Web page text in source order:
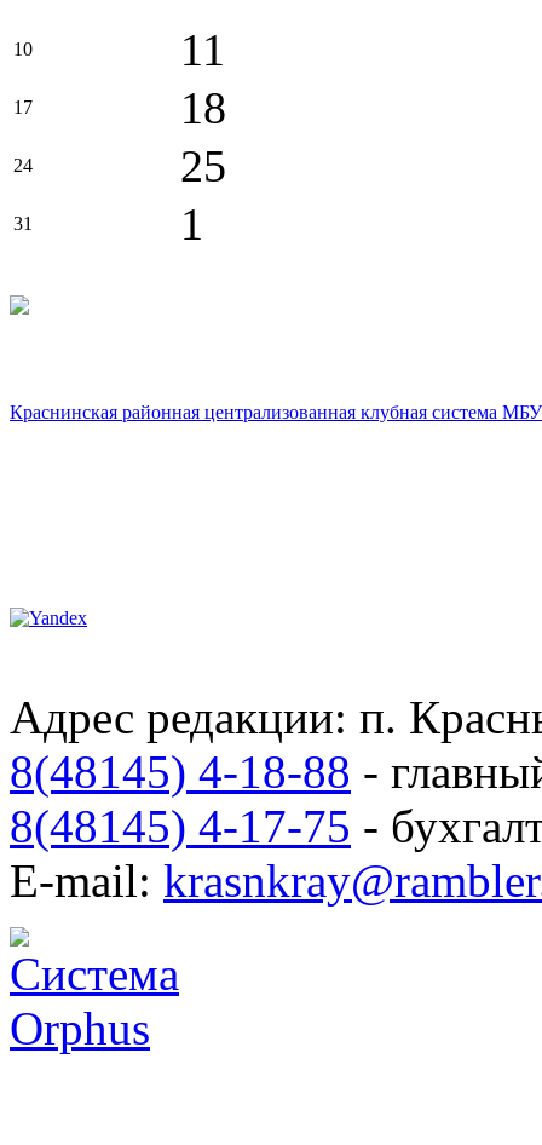
10 11
17 18
24 25
31 1
Краснинская районная централизованная клубная система
Адрес редакции: п.
8(48145) 4-18-88 -
8(48145) 4-17-75 -
E-mail: